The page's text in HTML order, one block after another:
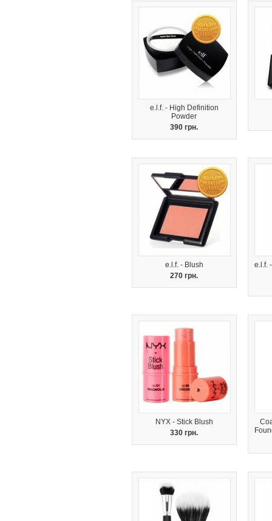
e.l.f. - High Definition
Powder
390 грн.
e.l.f. - Blush
270 грн.
e.l.f.
NYX - Stick Blush
330 грн.